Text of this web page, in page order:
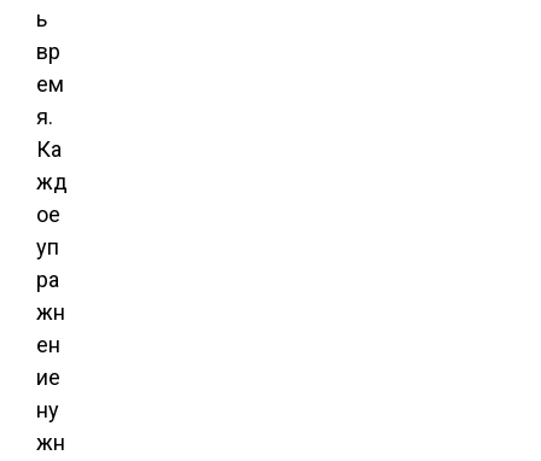
ь
вр
ем
я.
Ка
жд
ое
уп
ра
жн
ен
ие
ну
жн